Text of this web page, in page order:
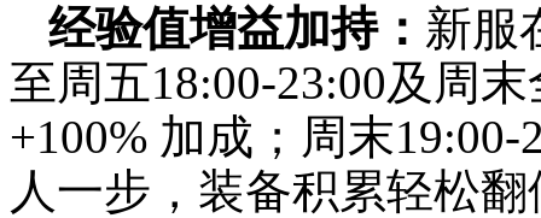
经验值增益加持： 新服
至周五18:00-23:00及周
+100% 加成；周末
人一步，装备积累轻松翻